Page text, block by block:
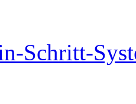
Schritt-